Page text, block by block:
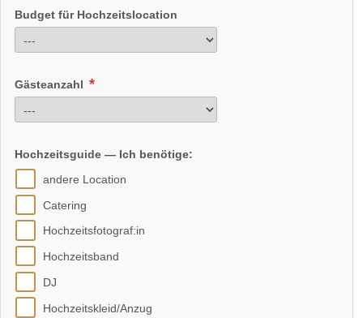
Budget für Hochzeitslocation
Gästeanzahl
Hochzeitsguide — Ich benötige:
andere Location
Catering
Hochzeitsfotograf:in
Hochzeitsband
DJ
Hochzeitskleid/Anzug